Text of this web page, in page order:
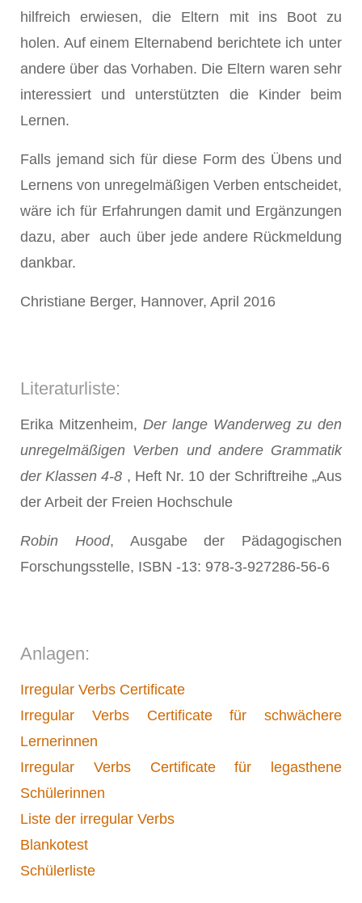
hilfreich erwiesen, die Eltern mit ins Boot zu
holen. Auf einem Elternabend berichtete ich unter
andere über das Vorhaben. Die Eltern waren sehr
interessiert und unterstützten die Kinder beim
Lernen.
Falls jemand sich für diese Form des Übens und
Lernens von unregelmäßigen Verben entscheidet,
wäre ich für Erfahrungen damit und Ergänzungen
dazu, aber auch über jede andere Rückmeldung
dankbar.
Christiane Berger, Hannover, April 2016
Literaturliste:
Erika Mitzenheim, Der lange Wanderweg zu den
unregelmäßigen Verben und andere Grammatik
der Klassen 4-8 , Heft Nr. 10 der Schriftreihe „Aus
der Arbeit der Freien Hochschule
Robin Hood, Ausgabe der Pädagogischen
Forschungsstelle, ISBN -13: 978-3-927286-56-6
Anlagen:
Irregular Verbs Certificate
Irregular Verbs Certificate für schwächere
Lernerinnen
Irregular Verbs Certificate für legasthene
Schülerinnen
Liste der irregular Verbs
Blankotest
Schülerliste